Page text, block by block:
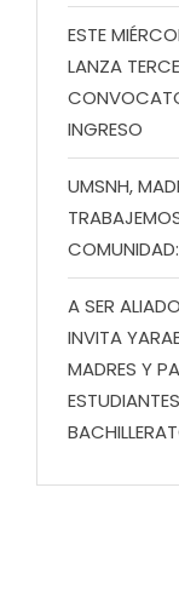
ESTE
LANZA
INGRESO
UMSNH,
A SER
INVITA
MADRES Y